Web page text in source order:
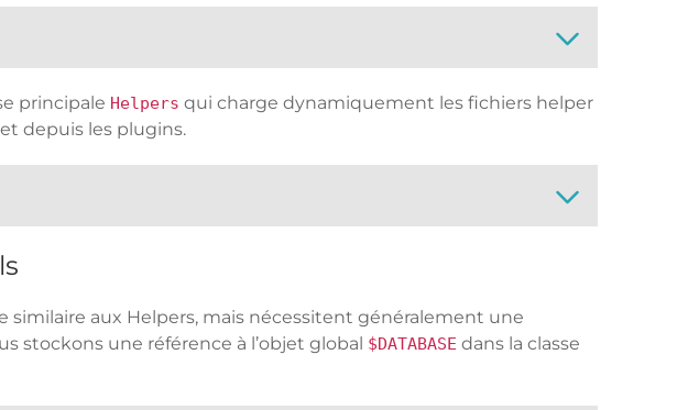
principale Helpers qui charge dynamiquement les fichiers helper
depuis les plugins.
aux Helpers, mais nécessitent généralement une
stockons une référence à l’objet global $DATABASE dans la classe